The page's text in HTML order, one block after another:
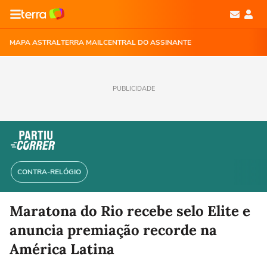
MAPA ASTRALTERRA MAILCENTRAL DO ASSINANTE
PUBLICIDADE
CONTRA-RELÓGIO
Maratona do Rio recebe selo Elite e
anuncia premiação recorde na
América Latina